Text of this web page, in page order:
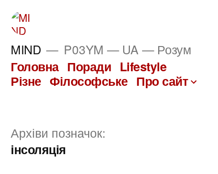
Перейти
вмісту
MIND P03YM — UA — Розум
Головна Поради Lifestyle
Різне Філософське Про сайт
Архіви позначок:
інсоляція